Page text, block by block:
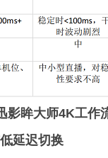
影眸大师4K工作
延迟切换